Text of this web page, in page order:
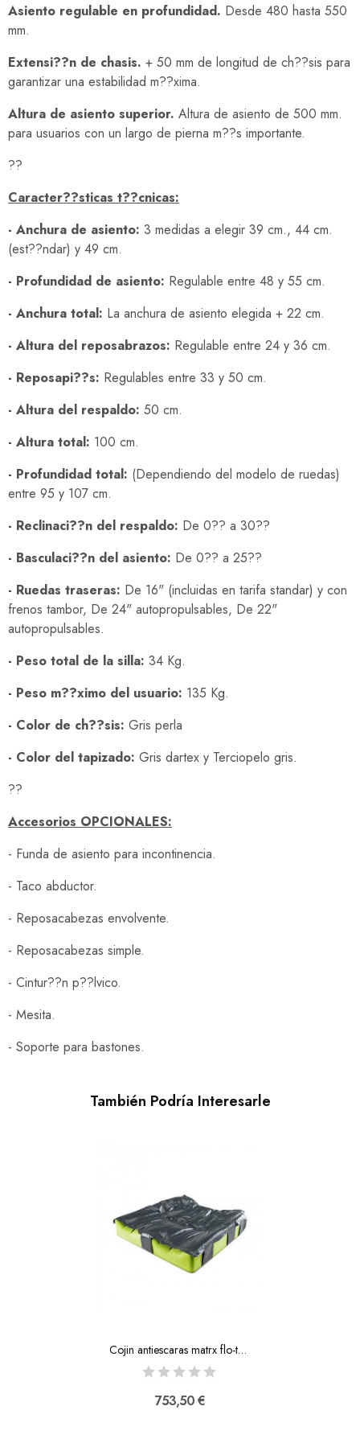
Asiento regulable en profundidad. Desde 480 hasta 550
mm.
Extensi??n de chasis. + 50 mm de longitud de ch??sis para
garantizar una estabilidad m??xima.
Altura de asiento superior. Altura de asiento de 500 mm.
para usuarios con un largo de pierna m??s importante.
??
Caracter??sticas t??cnicas:
- Anchura de asiento: 3 medidas a elegir 39 cm., 44 cm.
(est??ndar) y 49 cm.
- Profundidad de asiento: Regulable entre 48 y 55 cm.
- Anchura total: La anchura de asiento elegida + 22 cm.
- Altura del reposabrazos: Regulable entre 24 y 36 cm.
- Reposapi??s: Regulables entre 33 y 50 cm.
- Altura del respaldo: 50 cm.
- Altura total: 100 cm.
- Profundidad total: (Dependiendo del modelo de ruedas)
entre 95 y 107 cm.
- Reclinaci??n del respaldo: De 0?? a 30??
- Basculaci??n del asiento: De 0?? a 25??
- Ruedas traseras: De 16" (incluidas en tarifa standar) y con
frenos tambor, De 24" autopropulsables, De 22"
autopropulsables.
- Peso total de la silla: 34 Kg.
- Peso m??ximo del usuario: 135 Kg.
- Color de ch??sis: Gris perla
- Color del tapizado: Gris dartex y Terciopelo gris.
??
Accesorios OPCIONALES:
- Funda de asiento para incontinencia.
- Taco abductor.
- Reposacabezas envolvente.
- Reposacabezas simple.
- Cintur??n p??lvico.
- Mesita.
- Soporte para bastones.
También Podría Interesarle
Cojin antiescaras matrx flo-tech solution xtra
753,50 €